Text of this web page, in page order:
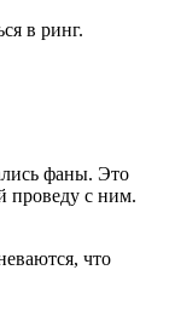
в ринг.
фаны. Это
проведу с ним.
что